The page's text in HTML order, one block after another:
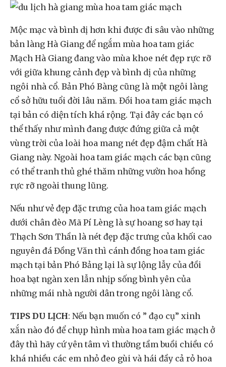
Mộc mạc và bình dị hơn khi được đi sâu vào những
bản làng Hà Giang để ngắm mùa hoa tam giác
Mạch Hà Giang đang vào mùa khoe nét đẹp rực rỡ
với giữa khung cảnh đẹp và bình dị của những
ngôi nhà cổ. Bản Phó Bàng cũng là một ngôi làng
cổ sở hữu tuổi đời lâu năm. Đồi hoa tam giác mạch
tại bản có diện tích khá rộng. Tại đây các bạn có
thể thấy như mình đang được đứng giữa cả một
vùng trời của loài hoa mang nét đẹp đậm chất Hà
Giang này. Ngoài hoa tam giác mạch các bạn cũng
có thể tranh thủ ghé thăm những vườn hoa hồng
rực rỡ ngoài thung lũng.
Nếu như vẻ đẹp đặc trưng của hoa tam giác mạch
dưới chân đèo Mã Pí Lèng là sự hoang sơ hay tại
Thạch Sơn Thần là nét đẹp đặc trưng của khối cao
nguyên đá Đồng Văn thì cánh đồng hoa tam giác
mạch tại bản Phó Bảng lại là sự lộng lẫy của đồi
hoa bạt ngàn xen lẫn nhịp sống bình yên của
những mái nhà người dân trong ngôi làng cổ.
TIPS DU LỊCH: Nếu bạn muốn có ” đạo cụ” xinh
xắn nào đó để chụp hình mùa hoa tam giác mạch ở
đây thì hãy cứ yên tâm vì thường tầm buồi chiều có
khá nhiều các em nhỏ đeo gùi và hái đầy cả rỏ hoa